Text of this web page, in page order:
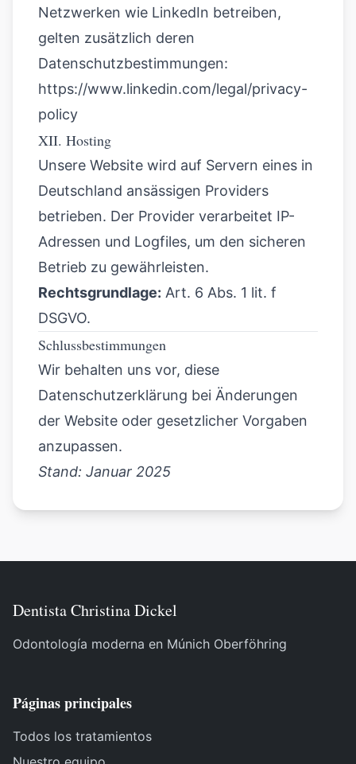
Netzwerken wie LinkedIn betreiben,
gelten zusätzlich deren
Datenschutzbestimmungen:
https://www.linkedin.com/legal/privacy-
policy
XII. Hosting
Unsere Website wird auf Servern eines in
Deutschland ansässigen Providers
betrieben. Der Provider verarbeitet IP-
Adressen und Logfiles, um den sicheren
Betrieb zu gewährleisten.
Rechtsgrundlage: Art. 6 Abs. 1 lit. f
DSGVO.
Schlussbestimmungen
Wir behalten uns vor, diese
Datenschutzerklärung bei Änderungen
der Website oder gesetzlicher Vorgaben
anzupassen.
Stand: Januar 2025
Dentista Christina Dickel
Odontología moderna en Múnich Oberföhring
Páginas principales
Todos los tratamientos